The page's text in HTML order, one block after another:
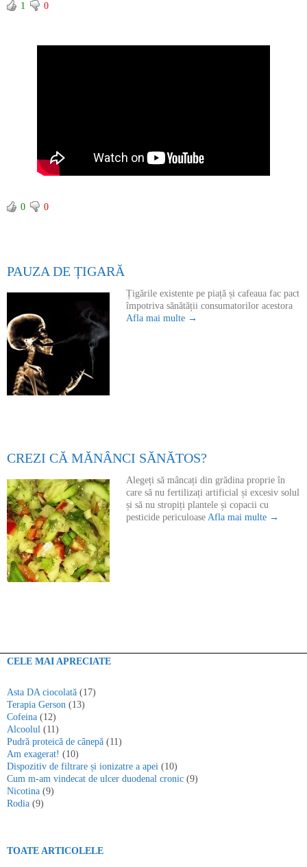
1 0
0 0
PAUZA DE ȚIGARĂ
Țigările existente pe piață și cafeaua fac pact
împotriva sănătății consumatorilor acestora
Afla mai multe →
CREZI CĂ MĂNÂNCI SĂNĂTOS?
Alegeți să mâncați din grădina proprie în
care să nu fertilizați artificial și excesiv solul
și să nu stropiți plantele și copacii cu
pesticide periculoase Afla mai multe →
CELE MAI APRECIATE
Asta DA ciocolată (17)
Terapia Gerson (13)
Cofeina (12)
Alcoolul (11)
Pudră proteică de cânepă (11)
Am exagerat! (10)
Dispozitiv de filtrare și ionizatre a apei (10)
Cum m-am vindecat de ulcer duodenal cronic (9)
Nicotina (9)
Rodia (9)
TOATE ARTICOLELE